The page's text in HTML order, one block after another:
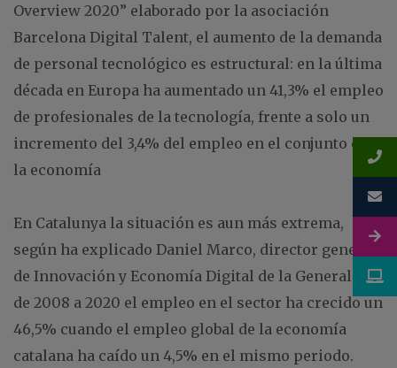
Overview 2020” elaborado por la asociación
Barcelona Digital Talent, el aumento de la demanda
de personal tecnológico es estructural: en la última
década en Europa ha aumentado un 41,3% el empleo
de profesionales de la tecnología, frente a solo un
incremento del 3,4% del empleo en el conjunto de
la economía
En Catalunya la situación es aun más extrema,
según ha explicado Daniel Marco, director general
de Innovación y Economía Digital de la Generalitat:
de 2008 a 2020 el empleo en el sector ha crecido un
46,5% cuando el empleo global de la economía
catalana ha caído un 4,5% en el mismo periodo.